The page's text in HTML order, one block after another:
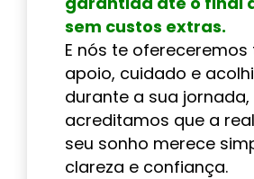
sem custos extras.
E nós te
apoio, cuidado e
durante a sua
acreditamos que a
seu sonho merece
clareza e confiança.